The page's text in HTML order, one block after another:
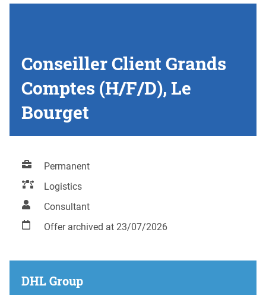
Conseiller Client Grands
Comptes (H/F/D), Le
Bourget
Permanent
Logistics
Consultant
Offer archived at 23/07/2026
DHL Group